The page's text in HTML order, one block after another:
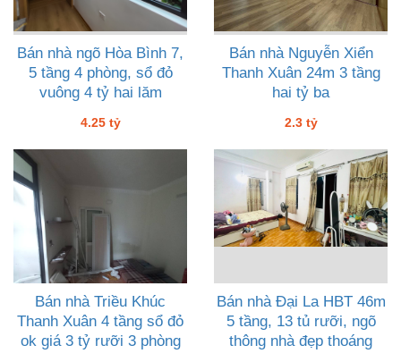
Bán nhà ngõ Hòa Bình 7,
5 tầng 4 phòng, sổ đỏ
vuông 4 tỷ hai lăm
4.25 tỷ
Bán nhà Nguyễn Xiển
Thanh Xuân 24m 3 tầng
hai tỷ ba
2.3 tỷ
Bán nhà Triều Khúc
Thanh Xuân 4 tầng sổ đỏ
ok giá 3 tỷ rưỡi 3 phòng
Bán nhà Đại La HBT 46m
5 tầng, 13 tủ rưỡi, ngõ
thông nhà đẹp thoáng